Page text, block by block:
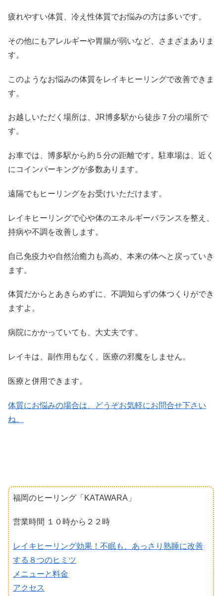
疲れやすい体質、冷え性体質でお悩みの方は多いです。
その他にもアレルギーや胃腸が弱いなど、さまざまありま
す。
このようなお悩みの体質をレイキヒーリングで改善できま
す。
お越しいただく場所は、JR博多駅から徒歩７分の場所で
す。
お車では、博多駅から約５分の距離です。駐車場は、近く
にコインパーキングが多数あります。
遠隔でもヒーリングをお受けいただけます。
レイキヒーリングで心や体のエネルギーバランスを整え、
持病や不調を改善します。
自己免疫力や自然治癒力も高め、本来の体へと戻っていき
ます。
体質だからとあきらめずに、不調知らずの体つくりができ
ますよ。
病院にかかっていても、大丈夫です。
レイキは、副作用もなく、医療の邪魔をしません。
医療と併用できます。
体質にお悩みの場合は、どうぞお気軽にお問合せ下さい
ね。
福岡のヒーリング「KATAWARA」
営業時間 １０時から２２時
レイキヒーリング効果！不眠も、あっさり熟睡に改善
する８つのヒミツ
メニューと料金
アクセス